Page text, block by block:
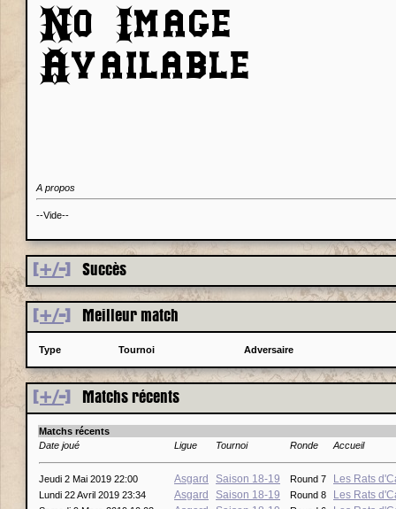
A propos
--Vide--
[+/-] Succès
[+/-] Meilleur match
Type Tournoi Adversaire
[+/-] Matchs récents
Matchs récents
Date joué
Ligue Tournoi Ronde Accueil
Jeudi 2 Mai 2019 22:00 Asgard Saison 18-19 Round 7 Les Rats
Lundi 22 Avril 2019 23:34 Asgard Saison 18-19 Round 8 Les Rats